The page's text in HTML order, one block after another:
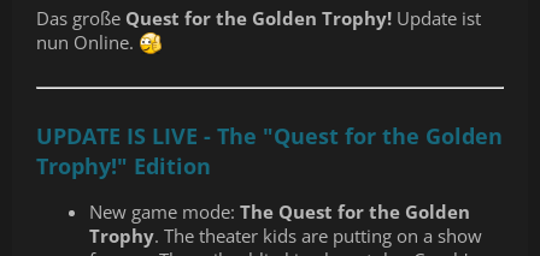
Das große Quest for the Golden Trophy! Update ist
nun Online.
UPDATE IS LIVE - The "Quest for the Golden
Trophy!" Edition
New game mode: The Quest for the Golden
Trophy. The theater kids are putting on a show